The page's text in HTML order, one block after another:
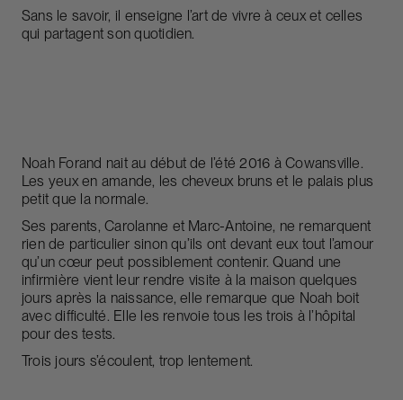
Sans le savoir, il enseigne l’art de vivre à ceux et celles
qui partagent son quotidien.
Noah Forand nait au début de l’été 2016 à Cowansville.
Les yeux en amande, les cheveux bruns et le palais plus
petit que la normale.
Ses parents, Carolanne et Marc-Antoine, ne remarquent
rien de particulier sinon qu’ils ont devant eux tout l’amour
qu’un cœur peut possiblement contenir. Quand une
infirmière vient leur rendre visite à la maison quelques
jours après la naissance, elle remarque que Noah boit
avec difficulté. Elle les renvoie tous les trois à l’hôpital
pour des tests.
Trois jours s’écoulent, trop lentement.